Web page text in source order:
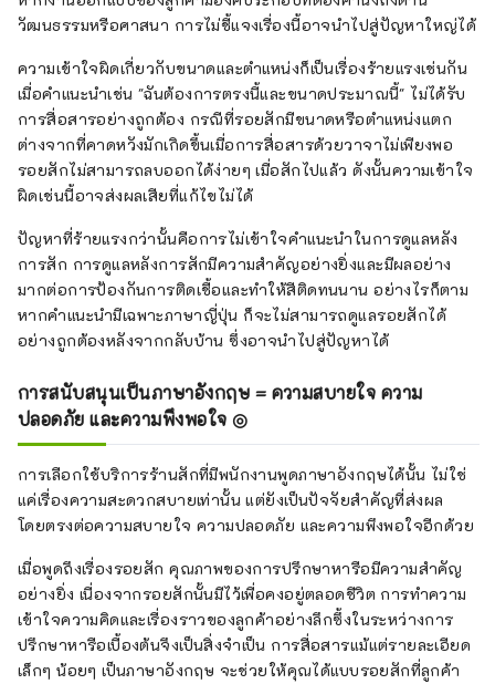
วัฒนธรรมหรือศาสนา การไม่ชี้แจงเรื่องนี้อาจนำไปสู่ปัญหาใหญ่ได้
ความเข้าใจผิดเกี่ยวกับขนาดและตำแหน่งก็เป็นเรื่องร้ายแรงเช่นกัน
เมื่อคำแนะนำเช่น "ฉันต้องการตรงนี้และขนาดประมาณนี้" ไม่ได้รับ
การสื่อสารอย่างถูกต้อง กรณีที่รอยสักมีขนาดหรือตำแหน่งแตก
ต่างจากที่คาดหวังมักเกิดขึ้นเมื่อการสื่อสารด้วยวาจาไม่เพียงพอ
รอยสักไม่สามารถลบออกได้ง่ายๆ เมื่อสักไปแล้ว ดังนั้นความเข้าใจ
ผิดเช่นนี้อาจส่งผลเสียที่แก้ไขไม่ได้
ปัญหาที่ร้ายแรงกว่านั้นคือการไม่เข้าใจคำแนะนำในการดูแลหลัง
การสัก การดูแลหลังการสักมีความสำคัญอย่างยิ่งและมีผลอย่าง
มากต่อการป้องกันการติดเชื้อและทำให้สีติดทนนาน อย่างไรก็ตาม
หากคำแนะนำมีเฉพาะภาษาญี่ปุ่น ก็จะไม่สามารถดูแลรอยสักได้
อย่างถูกต้องหลังจากกลับบ้าน ซึ่งอาจนำไปสู่ปัญหาได้
การสนับสนุนเป็นภาษาอังกฤษ = ความสบายใจ ความ
ปลอดภัย และความพึงพอใจ ◎
การเลือกใช้บริการร้านสักที่มีพนักงานพูดภาษาอังกฤษได้นั้น ไม่ใช่
แค่เรื่องความสะดวกสบายเท่านั้น แต่ยังเป็นปัจจัยสำคัญที่ส่งผล
โดยตรงต่อความสบายใจ ความปลอดภัย และความพึงพอใจอีกด้วย
เมื่อพูดถึงเรื่องรอยสัก คุณภาพของการปรึกษาหารือมีความสำคัญ
อย่างยิ่ง เนื่องจากรอยสักนั้นมีไว้เพื่อคงอยู่ตลอดชีวิต การทำความ
เข้าใจความคิดและเรื่องราวของลูกค้าอย่างลึกซึ้งในระหว่างการ
ปรึกษาหารือเบื้องต้นจึงเป็นสิ่งจำเป็น การสื่อสารแม้แต่รายละเอียด
เล็กๆ น้อยๆ เป็นภาษาอังกฤษ จะช่วยให้คุณได้แบบรอยสักที่ลูกค้า